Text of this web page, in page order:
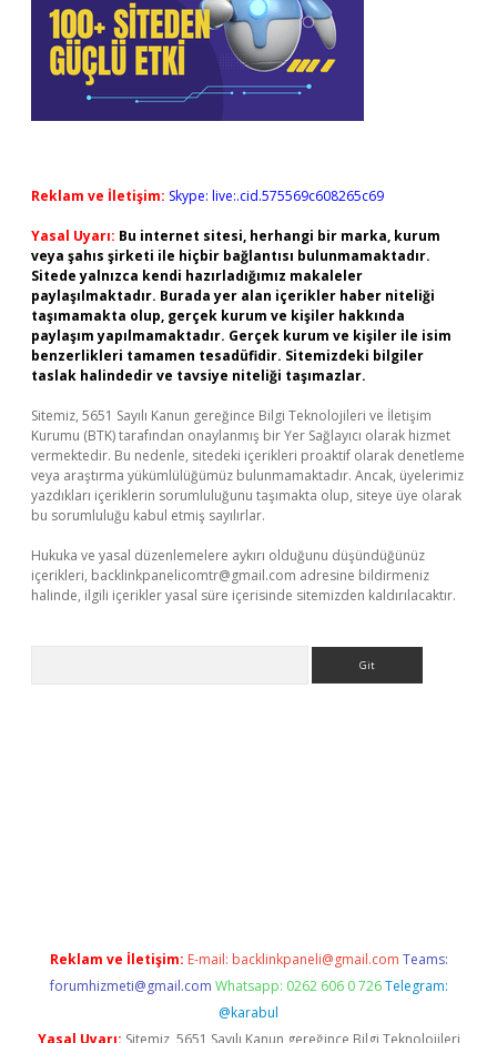
Reklam ve İletişim: Skype: live:.cid.575569c608265c69
Yasal Uyarı: Bu internet sitesi, herhangi bir marka, kurum
veya şahıs şirketi ile hiçbir bağlantısı bulunmamaktadır.
Sitede yalnızca kendi hazırladığımız makaleler
paylaşılmaktadır. Burada yer alan içerikler haber niteliği
taşımamakta olup, gerçek kurum ve kişiler hakkında
paylaşım yapılmamaktadır. Gerçek kurum ve kişiler ile isim
benzerlikleri tamamen tesadüfidir. Sitemizdeki bilgiler
taslak halindedir ve tavsiye niteliği taşımazlar.
Sitemiz, 5651 Sayılı Kanun gereğince Bilgi Teknolojileri ve İletişim
Kurumu (BTK) tarafından onaylanmış bir Yer Sağlayıcı olarak hizmet
vermektedir. Bu nedenle, sitedeki içerikleri proaktif olarak denetleme
veya araştırma yükümlülüğümüz bulunmamaktadır. Ancak, üyelerimiz
yazdıkları içeriklerin sorumluluğunu taşımakta olup, siteye üye olarak
bu sorumluluğu kabul etmiş sayılırlar.
Hukuka ve yasal düzenlemelere aykırı olduğunu düşündüğünüz
içerikleri, backlinkpanelicomtr@gmail.com adresine bildirmeniz
halinde, ilgili içerikler yasal süre içerisinde sitemizden kaldırılacaktır.
Reklam ve İletişim: E-mail: backlinkpaneli@gmail.com Teams:
forumhizmeti@gmail.com Whatsapp: 0262 606 0 726 Telegram:
@karabul
Yasal Uyarı: Sitemiz, 5651 Sayılı Kanun gereğince Bilgi Teknolojileri